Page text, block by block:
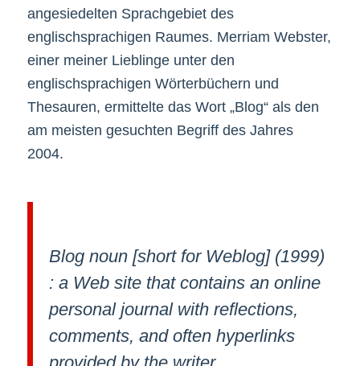
angesiedelten Sprachgebiet des
englischsprachigen Raumes. Merriam Webster,
einer meiner Lieblinge unter den
englischsprachigen Wörterbüchern und
Thesauren, ermittelte das Wort „Blog“ als den
am meisten gesuchten Begriff des Jahres
2004.
Blog noun [short for Weblog] (1999)
: a Web site that contains an online
personal journal with reflections,
comments, and often hyperlinks